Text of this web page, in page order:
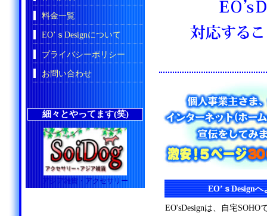
EO’ｓDesign
EO'sDesignは、自宅SOHO
料金一覧
EO’ｓDesignについて
プライバシーポリシー
お問い合わせ
細々とやってます(笑)
アジア雑貨・アクセサリー